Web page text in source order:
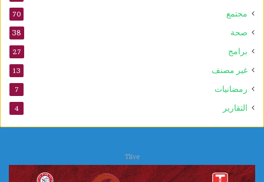
مجتمع 70
صحة 38
برامج 27
غير مصنف 13
رمضانيات 7
التقارير 4
Tlive